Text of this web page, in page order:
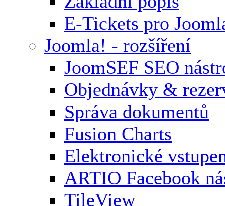
E-Tickets pro
Joomla! - rozšíření
JoomSEF SEO
Objednávky &
Správa dokumentů
Fusion Charts
Elektronické
ARTIO Facebook
TileView